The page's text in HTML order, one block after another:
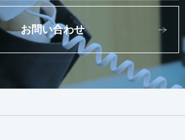
お問い合わせ